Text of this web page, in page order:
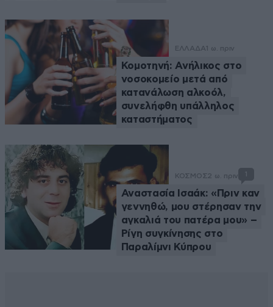
ΕΛΛΑΔΑ 1 ω. πριν
Κομοτηνή: Ανήλικος στο
νοσοκομείο μετά από
κατανάλωση αλκοόλ,
συνελήφθη υπάλληλος
καταστήματος
ΚΟΣΜΟΣ2 ω. πριν 1
Αναστασία Ισαάκ: «Πριν καν
γεννηθώ, μου στέρησαν την
αγκαλιά του πατέρα μου» –
Ρίγη συγκίνησης στο
Παραλίμνι Κύπρου